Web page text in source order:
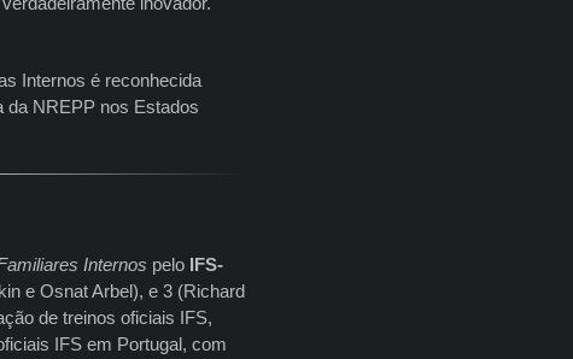
Internos é reconhecida
da NREPP nos Estados
Internos pelo IFS-
e Osnat Arbel), e 3 (Richard
de treinos oficiais IFS,
IFS em Portugal, com